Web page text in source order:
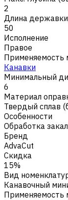
2
Длина
50
Исполнение
Правое
Применяемость
Канавки
Минимальный
6
Материал
Твердый сплав
Особенности
Обработка
Бренд
AdvaCut
Скидка
15%
Вид
Канавочный
Применяемость